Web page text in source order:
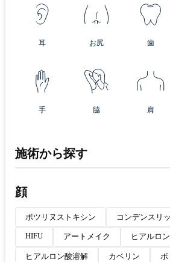
耳 お尻 歯
手 脇 肩
施術から探す
顔
ボツリヌストキシン コンデンスリ
HIFU アートメイク ヒアルロ
ヒアルロン酸溶解 カベリン ボ